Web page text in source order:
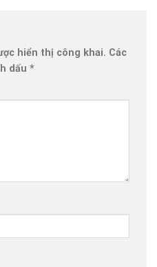
hiển thị công khai. Các
dấu *